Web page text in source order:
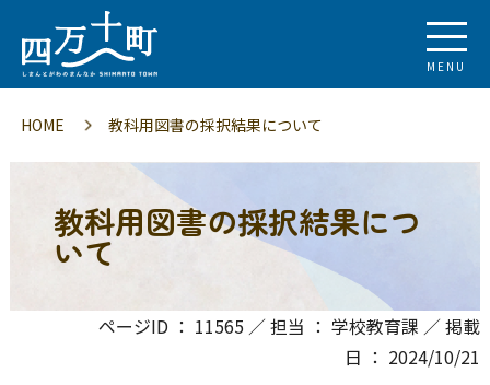
MENU
HOME 教科用図書の採択結果について
教科用図書の採択結果につ
いて
ページID ： 11565 ／ 担当 ： 学校教育課 ／ 掲載
日 ： 2024/10/21